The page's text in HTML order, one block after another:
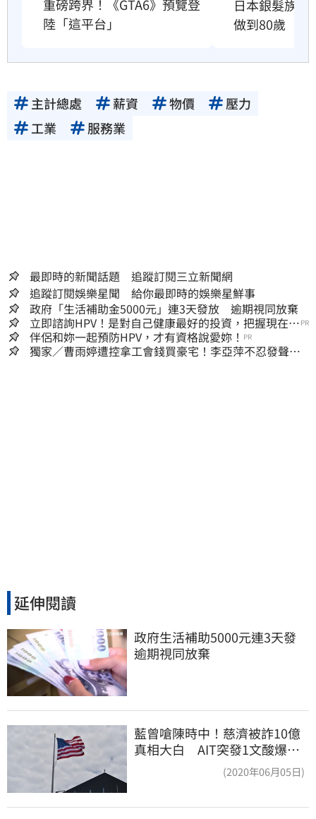
重磅跨界！《GTA6》預覽登
陸「這平台」
日本銀髮族瘋
做到80歲
主計總處 薪資 物價
壓力
工業
服務業
最即時的新聞話題 追蹤訂閱三立新聞網
追蹤訂閱娛樂星聞 給你最即時的娛樂星鮮事
政府「生活補助金5000元」連3天發放 逾期視同放棄
立即諮詢HPV！是對自己健康最好的投資，把握現在不
嫌晚！
PR
伴侶和妳一起預防HPV，才有資格說愛妳！ PR
獨家／曹雨婷遭控拿工會錢買豪宅！李亞萍不忍發聲：
延伸閱讀
政府生活補助5000元連3天發
逾期視同放棄
藍曾嗆陳時中！慈濟被詐10億
真相大白 AIT突發1文酸爆…
(2020年06月05日)